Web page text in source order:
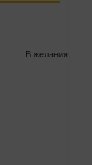
В желания